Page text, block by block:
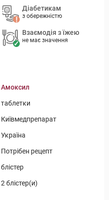
Діабетикам
з обережністю
Взаємодія з їжею
не має значення
Амоксил
таблетки
Київмедпрепарат
Україна
Потрібен рецепт
блістер
2 блістер(и)